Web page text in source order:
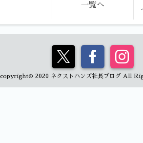
一覧へ
copyright© 2020 ネクストハンズ社長ブログ All